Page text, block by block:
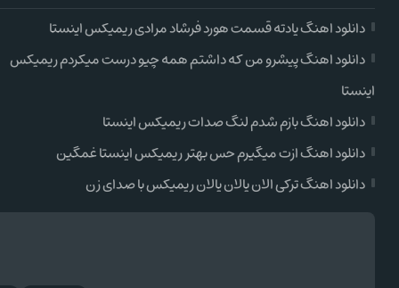
دانلود اهنگ یادته قسمت هورد فرشاد مرادی ریمیکس اینستا
دانلود اهنگ پیشرو من که داشتم همه چیو درست میکردم ریمیکس
اینستا
دانلود اهنگ بازم شدم لنگ صدات ریمیکس اینستا
دانلود اهنگ ازت میگیرم حس بهتر ریمیکس اینستا غمگین
دانلود اهنگ ترکی الان یالان یالان ریمیکس با صدای زن